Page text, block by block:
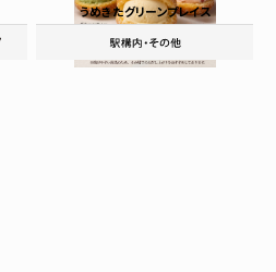
うめきたグリーンプレイス